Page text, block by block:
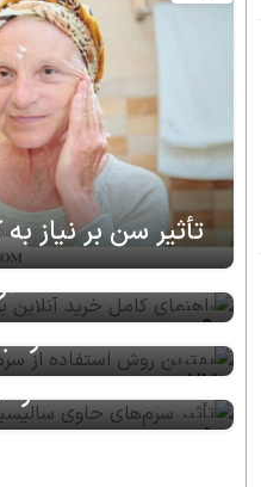
تأثیر سن بر نیاز
09
تیر
راهنمای کامل
27
خرداد
بهترین روش
05
تأثیر سرم‌های